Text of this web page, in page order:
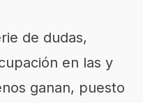
de dudas,
en las y
ganan, puesto